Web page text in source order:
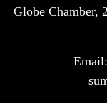
Globe Chamber,